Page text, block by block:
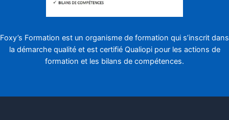
Foxy’s Formation est un organisme de formation qui s’inscrit dans
la démarche qualité et est certifié Qualiopipour les actions de
formation et les bilans de compétences.